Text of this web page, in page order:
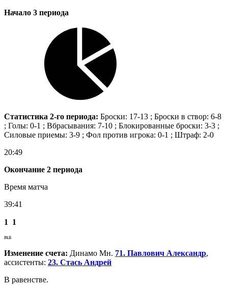
Начало 3 периода
Статистика 2-го периода: Броски: 17-13 ; Броски в створ: 6-8
; Голы: 0-1 ; Вбрасывания: 7-10 ; Блокированные броски: 3-3 ;
Силовые приемы: 3-9 ; Фол против игрока: 0-1 ; Штраф: 2-0
20:49
Окончание 2 периода
Время матча
39:41
1 1
РАВ
Изменение счета: Динамо Мн. 71. Павлович Александр,
ассистенты: 23. Стась Андрей
В равенстве.